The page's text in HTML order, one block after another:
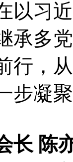
以习
承多
行，
步凝
陈